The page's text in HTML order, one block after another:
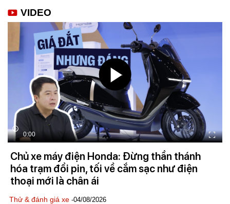
VIDEO
0:00
Chủ xe máy điện Honda: Đừng thần thánh
hóa trạm đổi pin, tối về cắm sạc như điện
thoại mới là chân ái
Thử & đánh giá xe -04/08/2026